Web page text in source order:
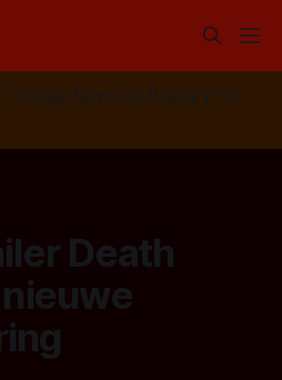
Google News 🦋 Bluesky
✉️
Death